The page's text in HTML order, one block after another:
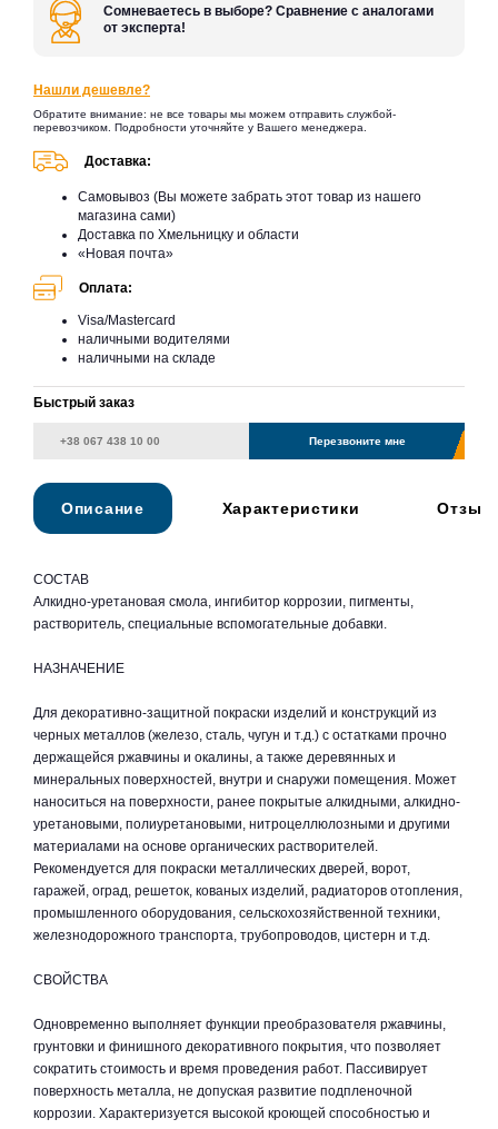
Сомневаетесь в выборе? Сравнение с аналогами
от эксперта!
Нашли дешевле?
Обратите внимание: не все товары мы можем отправить службой-
перевозчиком. Подробности уточняйте у Вашего менеджера.
Доставка:
Самовывоз (Вы можете забрать этот товар из нашего
магазина сами)
Доставка по Хмельницку и области
«Новая почта»
Оплата:
Visa/Mastercard
наличными водителями
наличными на складе
Быстрый заказ
Перезвоните мне
Описание Характеристики
СОСТАВ
Алкидно-уретановая смола, ингибитор коррозии, пигменты,
растворитель, специальные вспомогательные добавки.
НАЗНАЧЕНИЕ
Для декоративно-защитной покраски изделий и конструкций из
черных металлов (железо, сталь, чугун и т.д.) с остатками прочно
держащейся ржавчины и окалины, а также деревянных и
минеральных поверхностей, внутри и снаружи помещения. Может
наноситься на поверхности, ранее покрытые алкидными, алкидно-
уретановыми, полиуретановыми, нитроцеллюлозными и другими
материалами на основе органических растворителей.
Рекомендуется для покраски металлических дверей, ворот,
гаражей, оград, решеток, кованых изделий, радиаторов отопления,
промышленного оборудования, сельскохозяйственной техники,
железнодорожного транспорта, трубопроводов, цистерн и т.д.
СВОЙСТВА
Одновременно выполняет функции преобразователя ржавчины,
грунтовки и финишного декоративного покрытия, что позволяет
сократить стоимость и время проведения работ. Пассивирует
поверхность металла, не допуская развитие подпленочной
коррозии. Характеризуется высокой кроющей способностью и